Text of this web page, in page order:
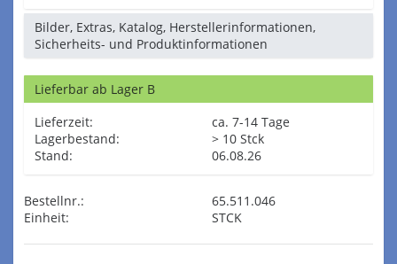
Bilder, Extras, Katalog, Herstellerinformationen,
Sicherheits- und Produktinformationen
Lieferbar ab Lager B
Lieferzeit:
ca. 7-14 Tage
Lagerbestand:
> 10 Stck
Stand:
06.08.26
Bestellnr.:
65.511.046
Einheit:
STCK